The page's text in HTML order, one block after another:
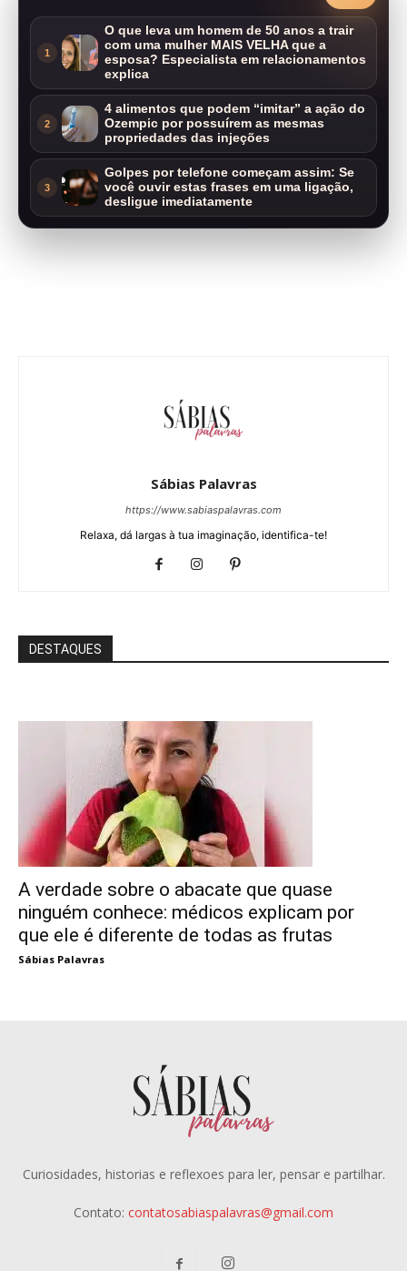
1
O que leva um homem de 50 anos a trair
com uma mulher MAIS VELHA que a
esposa? Especialista em relacionamentos
explica
2
4 alimentos que podem “imitar” a ação do
Ozempic por possuírem as mesmas
propriedades das injeções
3
Golpes por telefone começam assim: Se
você ouvir estas frases em uma ligação,
desligue imediatamente
Sábias Palavras
https://www.sabiaspalavras.com
Relaxa, dá largas à tua imaginação, identifica-te!
DESTAQUES
A verdade sobre o abacate que quase
ninguém conhece: médicos explicam por
que ele é diferente de todas as frutas
Sábias Palavras
Curiosidades, historias e reflexoes para ler, pensar e partilhar.
Contato: contatosabiaspalavras@gmail.com